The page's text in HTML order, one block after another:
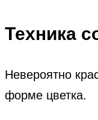
Техника
Невероятно
форме цветка.